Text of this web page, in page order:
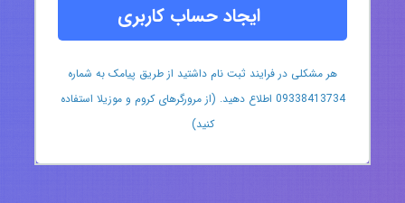
ایجاد حساب کاربری
هر مشکلی در فرایند ثبت نام داشتید از طریق پیامک به شماره
09338413734 اطلاع دهید. (از مرورگرهای کروم و موزیلا استفاده
کنید)